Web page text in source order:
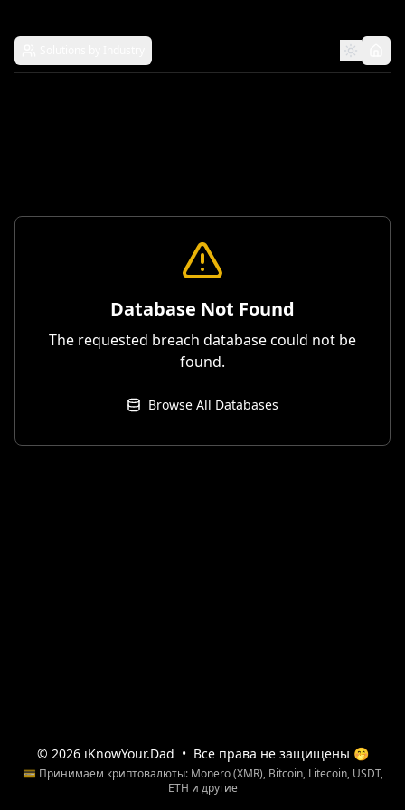
Database Not Found
The requested breach database could not be
found.
Browse All Databases
© 2026 iKnowYour.Dad • Все права не защищены 🤭
💳 Принимаем криптовалюты: Monero (XMR), Bitcoin, Litecoin, USDT,
ETH и другие